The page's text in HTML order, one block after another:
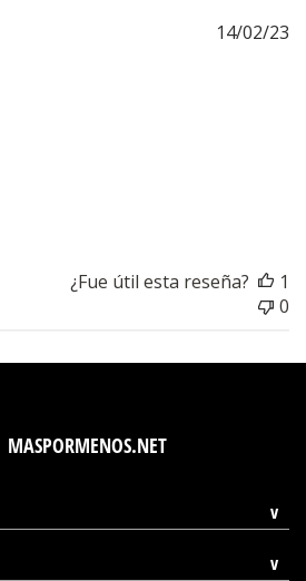
14/02/23
¿Fue útil esta reseña?
1
0
MASPORMENOS.NET